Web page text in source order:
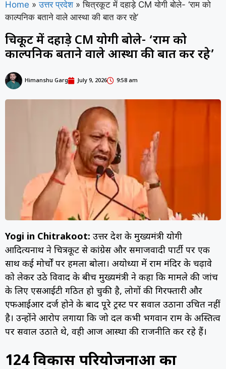
Home » उत्तर प्रदेश » चित्रकूट में दहाड़े CM योगी बोले- ‘राम को
काल्पनिक बताने वाले आस्था की बात कर रहे’
चित्रकूट में दहाड़े CM योगी बोले- ‘राम को
काल्पनिक बताने वाले आस्था की बात कर रहे’
Himanshu Garg July 9, 2026 9:58 am
Yogi in Chitrakoot: उत्तर प्रदेश के मुख्यमंत्री योगी
आदित्यनाथ ने चित्रकूट से कांग्रेस और समाजवादी पार्टी पर एक
साथ कई मोर्चों पर हमला बोला। अयोध्या में राम मंदिर के चढ़ावे
को लेकर उठे विवाद के बीच मुख्यमंत्री ने कहा कि मामले की जांच
के लिए एसआईटी गठित हो चुकी है, लोगों की गिरफ्तारी और
एफआईआर दर्ज होने के बाद पूरे ट्रस्ट पर सवाल उठाना उचित नहीं
है। उन्होंने आरोप लगाया कि जो दल कभी भगवान राम के अस्तित्व
पर सवाल उठाते थे, वही आज आस्था की राजनीति कर रहे हैं।
124 विकास परियोजनाओं का